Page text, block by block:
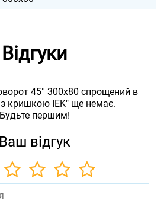
Відгуки
45° 300х80 спрощений в
з кришкою IEK" ще немає.
Будьте першим!
Ваш відгук